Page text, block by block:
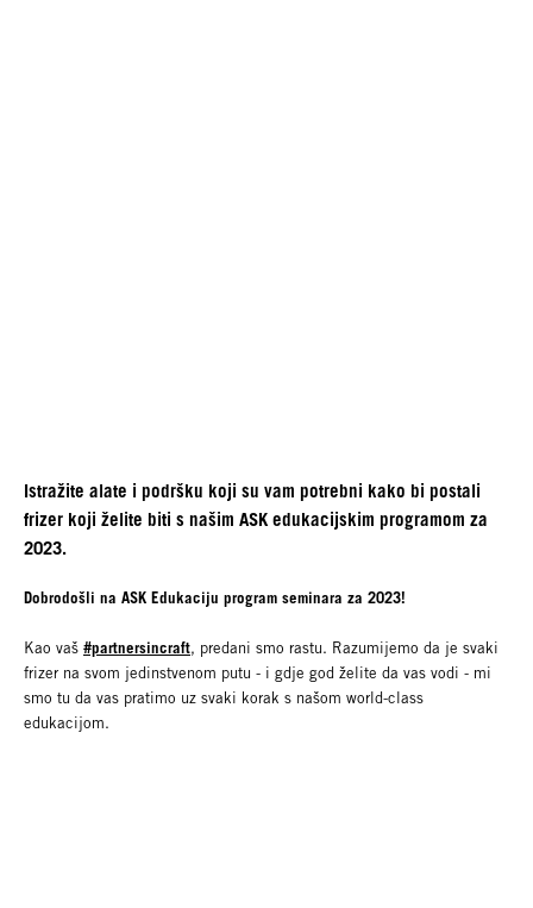
Istražite alate i podršku koji su vam potrebni kako bi postali
frizer koji želite biti s našim ASK edukacijskim programom za
2023.
Dobrodošli na ASK Edukaciju program seminara za 2023!
Kao vaš #partnersincraft, predani smo rastu. Razumijemo da je svaki
frizer na svom jedinstvenom putu - i gdje god želite da vas vodi - mi
smo tu da vas pratimo uz svaki korak s našom world-class
edukacijom.